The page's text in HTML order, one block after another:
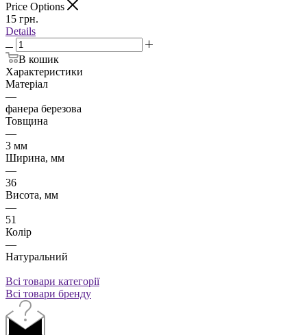
Price Options
15 грн.
Details
В кошик
Характеристики
Матеріал
—
фанера березова
Товщина
—
3 мм
Ширина, мм
—
36
Висота, мм
—
51
Колір
—
Натуральний
Всі товари категорії
Всі товари бренду